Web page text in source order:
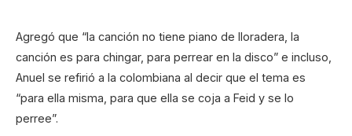
Agregó que “la canción no tiene piano de lloradera, la
canción es para chingar, para perrear en la disco” e incluso,
Anuel se refirió a la colombiana al decir que el tema es
“para ella misma, para que ella se coja a Feid y se lo
perree”.